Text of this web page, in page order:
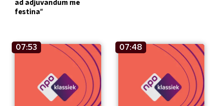
ad adjuvandum me
festina"
07:53 07:48